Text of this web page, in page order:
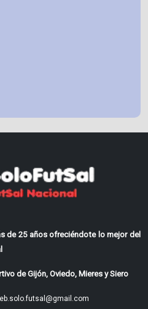
de 25 años ofreciéndote lo mejor del
de Gijón, Oviedo, Mieres y Siero